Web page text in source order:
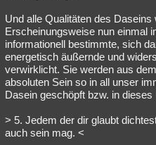
Und alle Qualitäten des Daseins
Erscheinungsweise nun einmal
informationell bestimmte, sich
energetisch äußernde und
verwirklicht. Sie werden aus
absoluten Sein so in all unser
Dasein geschöpft bzw. in
> 5. Jedem der dir glaubt
auch sein mag. <